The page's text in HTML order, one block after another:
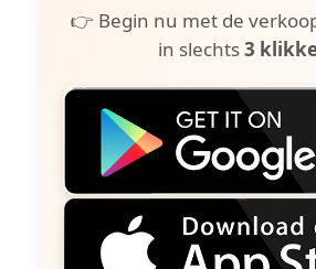
👉 Begin nu met de
in slechts3